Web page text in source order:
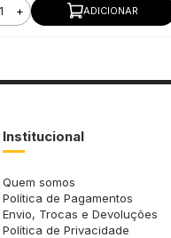
+ ADICIONAR
Institucional
Quem somos
Política de Pagamentos
Envio, Trocas e Devoluções
Política de Privacidade